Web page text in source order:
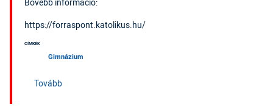
https://forraspont.katolikus.hu/
CÍMKÉK
Gimnázium
Tovább(Forráspont (fakultatív részvétel))